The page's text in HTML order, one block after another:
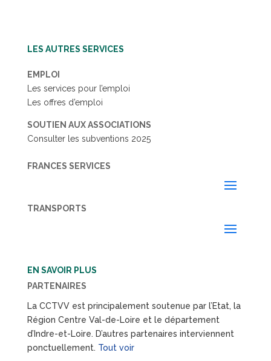
LES AUTRES SERVICES
EMPLOI
Les services pour l’emploi
Les offres d’emploi
SOUTIEN AUX ASSOCIATIONS
Consulter les subventions 2025
FRANCES SERVICES
TRANSPORTS
EN SAVOIR PLUS
PARTENAIRES
La CCTVV est principalement soutenue par l’Etat, la
Région Centre Val-de-Loire et le département
d’Indre-et-Loire. D’autres partenaires interviennent
ponctuellement. Tout voir